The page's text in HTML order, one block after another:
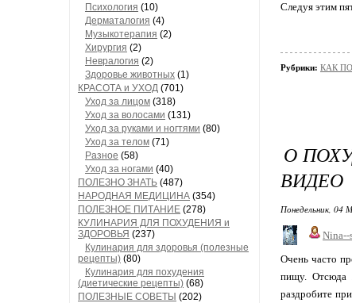
Психология (10)
Дерматалогия (4)
Музыкотерапия (2)
Хирургия (2)
Невралогия (2)
Здоровье животных (1)
КРАСОТА и УХОД (701)
Уход за лицом (318)
Уход за волосами (131)
Уход за руками и ногтями (80)
Уход за телом (71)
Разное (58)
Уход за ногами (40)
ПОЛЕЗНО ЗНАТЬ (487)
НАРОДНАЯ МЕДИЦИНА (354)
ПОЛЕЗНОЕ ПИТАНИЕ (278)
КУЛИНАРИЯ ДЛЯ ПОХУДЕНИЯ и
ЗДОРОВЬЯ (237)
Кулинария для здоровья (полезные
рецепты) (80)
Кулинария для похудения
(диетические рецепты) (68)
ПОЛЕЗНЫЕ СОВЕТЫ (202)
Следуя этим
Рубрики: КАК
О
ВИДЕО
Понедельник, 04
Nina--
Очень часто
пищу. Отсюда
раздробите